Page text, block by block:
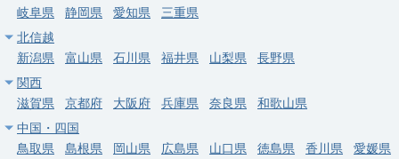
募集科目 内科 総合診療科
勤務地 東京都 立川市
常勤
【立川市】総合診療科／週4日可・駅チカ・24時間院内保育あり
岐阜県
静岡県 愛知県
三重県
北信越
新潟県
富山県 石川県 福井県 山梨県
長野県
関西
滋賀県
京都府 大阪府 兵庫県 奈良県
和歌山県
中国・四国
鳥取県
島根県 岡山県 広島県 山口県 徳島県 香川県
愛媛県